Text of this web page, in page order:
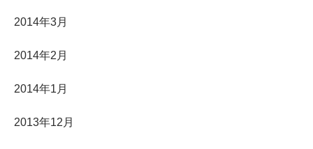
2014年3月
2014年2月
2014年1月
2013年12月